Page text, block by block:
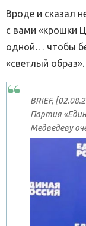
Вроде и сказал
с вами «крошки
одной… чтобы
«светлый
BRIEF,
Партия
Медведеву